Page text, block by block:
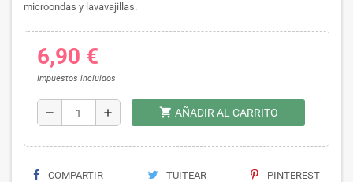
microondas y lavavajillas.
6,90 €
Impuestos incluidos
remove add shopping_cart AÑADIR AL CARRITO
COMPARTIR TUITEAR PINTEREST